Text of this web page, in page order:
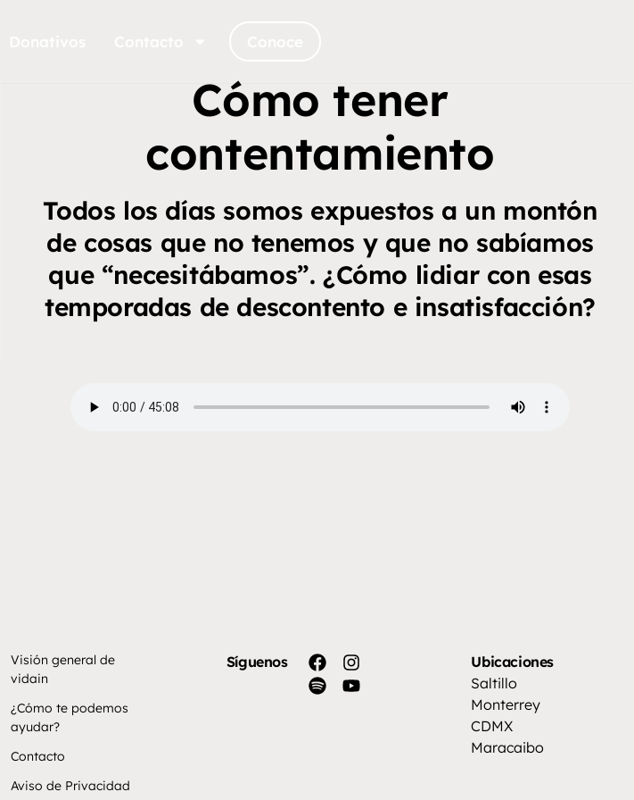
Cómo tener
contentamiento
Todos los días somos expuestos a un montón
de cosas que no tenemos y que no sabíamos
que “necesitábamos”. ¿Cómo lidiar con esas
temporadas de descontento e insatisfacción?
Visión general de
vidain
¿Cómo te podemos
ayudar?
Contacto
Aviso de Privacidad
Síguenos
Ubicaciones
Saltillo
Monterrey
CDMX
Maracaibo